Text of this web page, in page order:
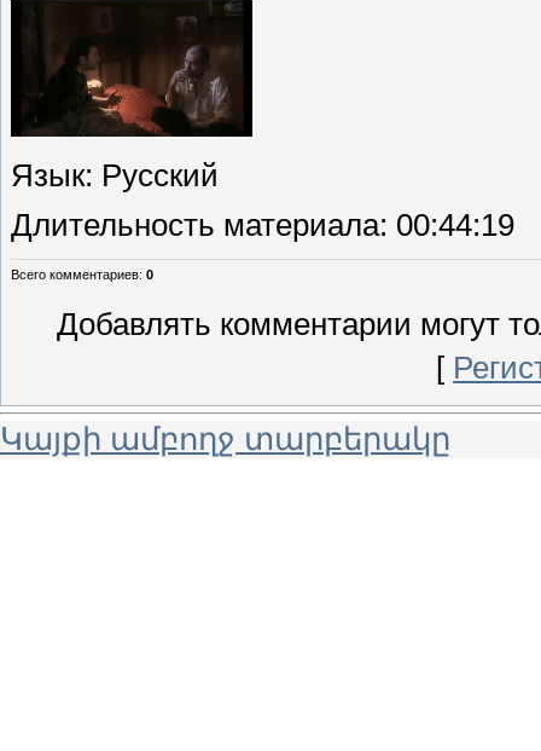
Язык: Русский
Длительность материала: 00:44:19
Всего комментариев: 0
Добавлять комментарии могут
[
Կայքի ամբողջ տարբերակը